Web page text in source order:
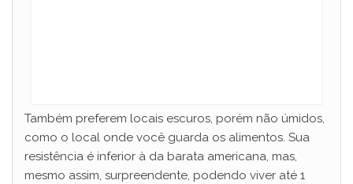
Também preferem locais escuros, porém não úmidos,
como o local onde você guarda os alimentos. Sua
resistência é inferior à da barata americana, mas,
mesmo assim, surpreendente, podendo viver até 1